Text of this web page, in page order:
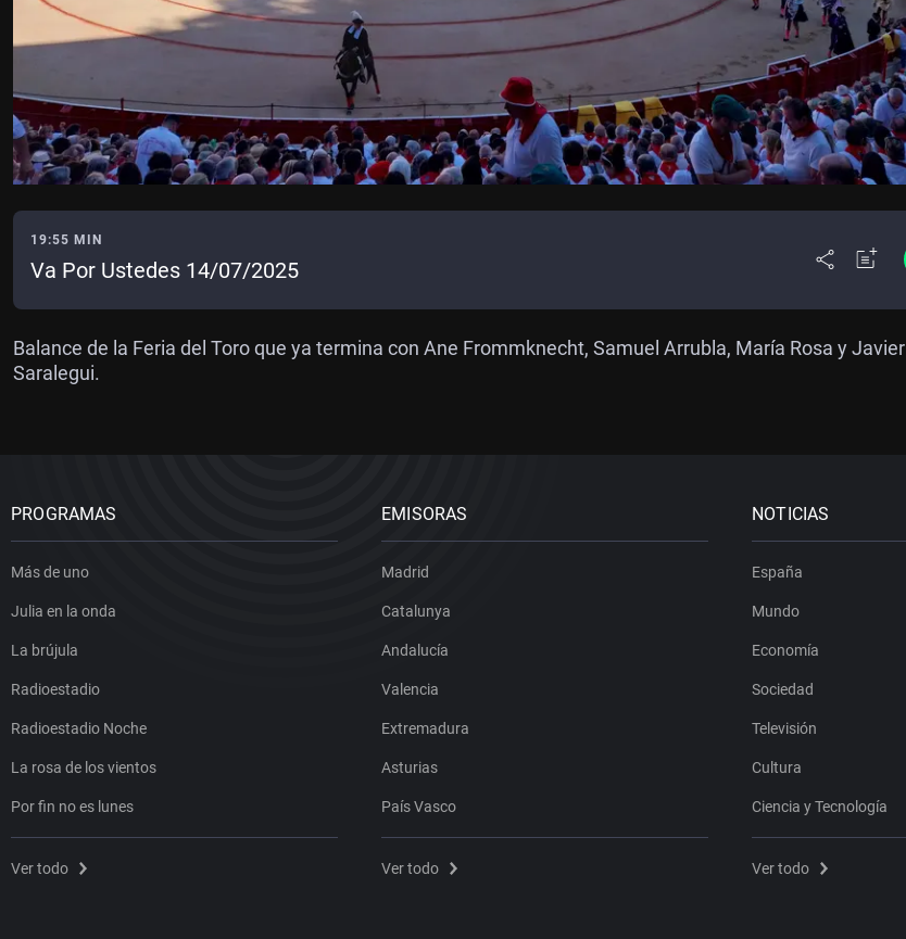
19:55 MIN
Va Por Ustedes 14/07/2025
Balance de la Feria del Toro que ya termina con Ane Frommknecht, Samuel Arrubla, María Rosa y Javier
Saralegui.
PROGRAMAS
Más de uno
Julia en la onda
La brújula
Radioestadio
Radioestadio Noche
La rosa de los vientos
Por fin no es lunes
Ver todo
EMISORAS
Madrid
Catalunya
Andalucía
Valencia
Extremadura
Asturias
País Vasco
Ver todo
NOTICIAS
España
Mundo
Economía
Sociedad
Televisión
Cultura
Ciencia y Tecnología
Ver todo